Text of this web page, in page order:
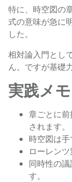
特に、時空図の
式の意味が急に
した。
相対論入門とし
ん。ですが基礎
実践メモ
章ごとに
されます。
時空図は手
ローレン
同時性の
す。